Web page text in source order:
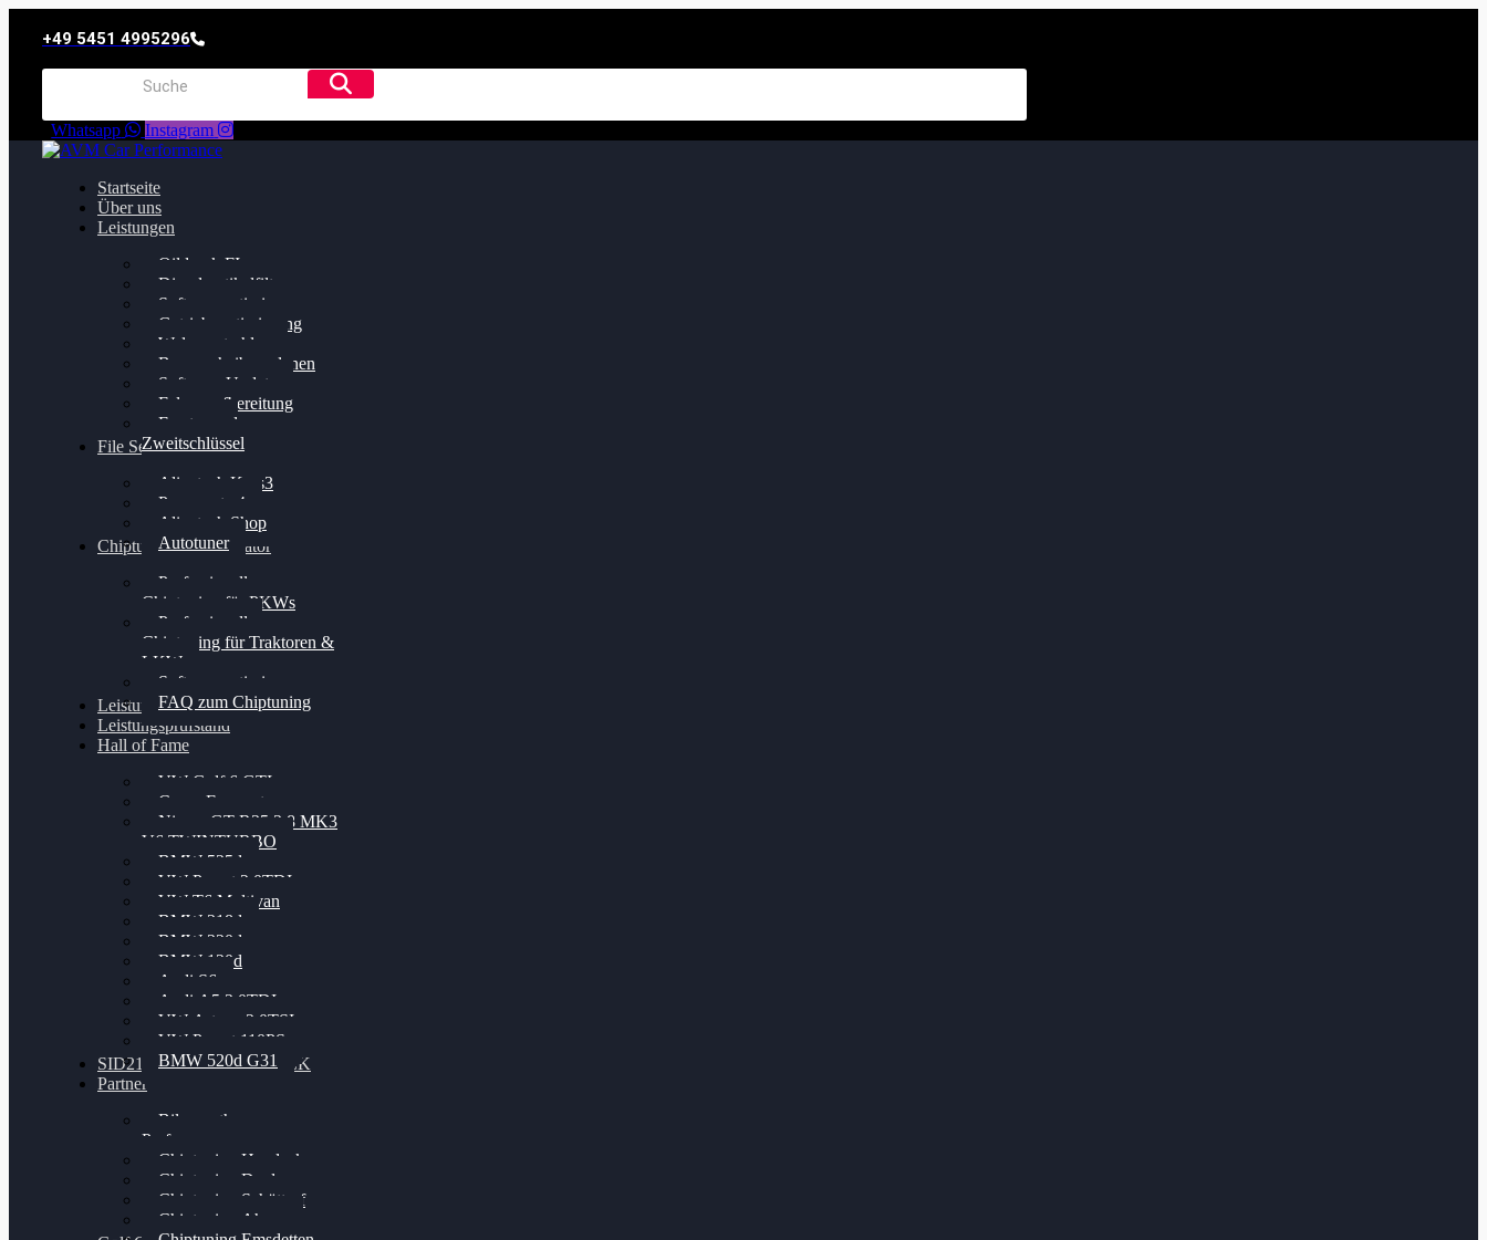
+49 5451 4995296
Whatsapp Instagram
Startseite
Über uns
Leistungen
Oildruck FIx
Dieselpartikelfilter
Softwareoptimierung
Getriebeoptimierung
Walnussstrahlen
Bremsscheiben planen
Software Update
Felgenaufbereitung
Ersatz- und
Zweitschlüssel
File Service
Alientech Kess3
Powergate 4
Alientech Shop
Autotuner
Chiptuning Konfigurator
Professionelles
Chiptuning für PKWs
Professionelles
Chiptuning für Traktoren &
LKW
Softwareoptimierung
FAQ zum Chiptuning
Leistungsmessung
Leistungsprüfstand
Hall of Fame
VW Golf 6 GTI
Cupra Formentor
Nissan GT-R35 3.8 MK3
V6 TWINTURBO
BMW 525d
VW Passat 2.0TDI
VW T6 Multivan
BMW 318d
BMW 320d
BMW 120d
Audi S6
Audi A5 3.0TDI
VW Arteon 2.0TSI
VW Passat 110PS
BMW 520d G31
SID212 / 212EVO UNLOCK
Partner
Bilgenroth
Performance
Chiptuning Herzlacke
Chiptuning Duelmen
Chiptuning Schüttorf
Chiptuning Ahaus